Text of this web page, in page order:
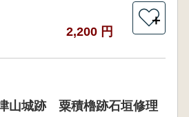
2,200 円
＋
山城跡 粟積櫓跡石垣修理